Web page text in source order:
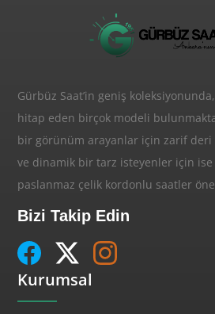
Gürbüz Saat’in geniş
hitap eden birçok modeli
bir görünüm arayanlar için zarif deri
ve dinamik bir tarz isteyenler için ise
paslanmaz çelik kordonlu saatler öne
Bizi Takip Edin
Kurumsal